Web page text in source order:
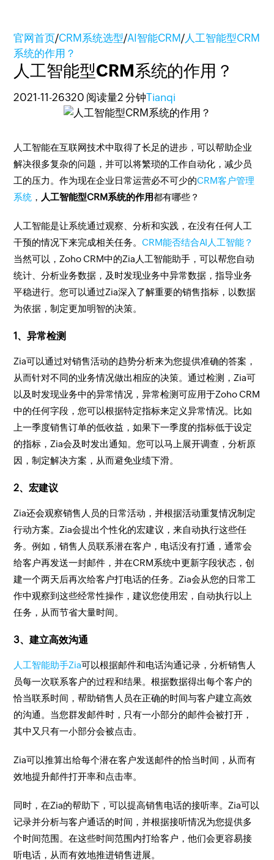
官网首页/CRM系统选型/AI智能CRM/人工智能型CRM
系统的作用？
人工智能型CRM系统的作用？
2021-11-26320 阅读量2 分钟Tianqi
人工智能在互联网技术中取得了长足的进步，可以帮助企业
解决很多复杂的问题，并可以将繁琐的工作自动化，减少员
工的压力。作为现在企业日常运营必不可少的CRM客户管理
系统 ， 人工智能型CRM系统的作用都有哪些？
人工智能是让系统通过观察、分析和实践，在没有任何人工
干预的情况下来完成相关任务。CRM能否结合AI人工智能？
当然可以，Zoho CRM中的Zia人工智能助手，可以帮您自动
统计、分析业务数据，及时发现业务中异常数据，指导业务
平稳进行。您可以通过Zia深入了解重要的销售指标，以数据
为依据，制定更加明智的决策。
1、异常检测
Zia可以通过对销售活动的趋势分析来为您提供准确的答案，
从而针对不同的业务情况做出相应的决策。通过检测，Zia可
以及时发现业务中的异常情况，异常检测可应用于Zoho CRM
中的任何字段，您可以根据特定指标来定义异常情况。比如
上一季度销售订单的低收益，如果下一季度的指标低于设定
的指标，Zia会及时发出通知。您可以马上展开调查，分析原
因，制定解决方案，从而避免业绩下滑。
2、宏建议
Zia还会观察销售人员的日常活动，并根据活动重复情况制定
行动方案。Zia会提出个性化的宏建议，来自动执行这些任
务。例如，销售人员联系潜在客户，电话没有打通，通常会
给客户再发送一封邮件，并在CRM系统中更新字段状态，创
建一个两天后再次给客户打电话的任务。Zia会从您的日常工
作中观察到这些经常性操作，建议您使用宏，自动执行以上
任务，从而节省大量时间。
3、建立高效沟通
人工智能助手Zia可以根据邮件和电话沟通记录，分析销售人
员每一次联系客户的过程和结果。根据数据得出每个客户的
恰当联系时间，帮助销售人员在正确的时间与客户建立高效
的沟通。当您群发邮件时，只有一小部分的邮件会被打开，
其中又只有一小部分会被点击。
Zia可以推算出给每个潜在客户发送邮件的恰当时间，从而有
效地提升邮件打开率和点击率。
同时，在Zia的帮助下，可以提高销售电话的接听率。Zia可以
记录并分析与客户通话的时间，并根据接听情况为您提供多
个时间范围。在这些时间范围内打给客户，他们会更容易接
听电话，从而有效地推进销售进展。